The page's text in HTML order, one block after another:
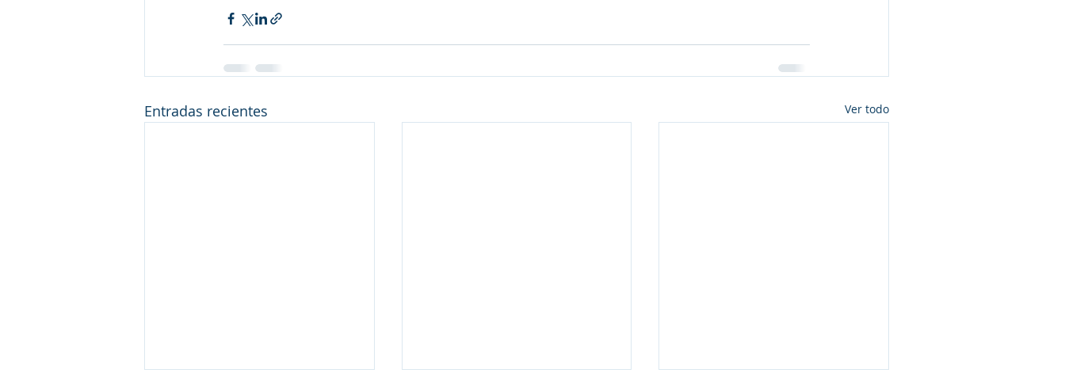
Entradas recientes Ver todo